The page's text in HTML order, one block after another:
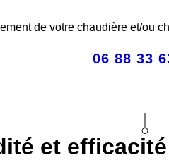
de votre chaudière et/ou
06 88 33
et